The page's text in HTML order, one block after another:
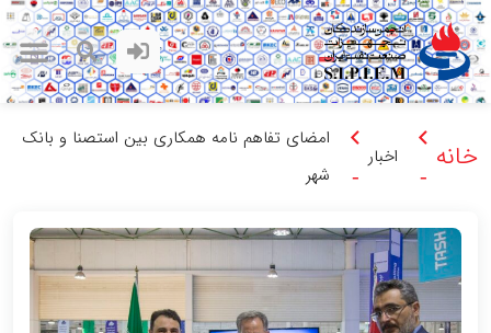
خانه -
اخبار
-
امضای تفاهم نامه همکاری بین استصنا و بانک
شهر